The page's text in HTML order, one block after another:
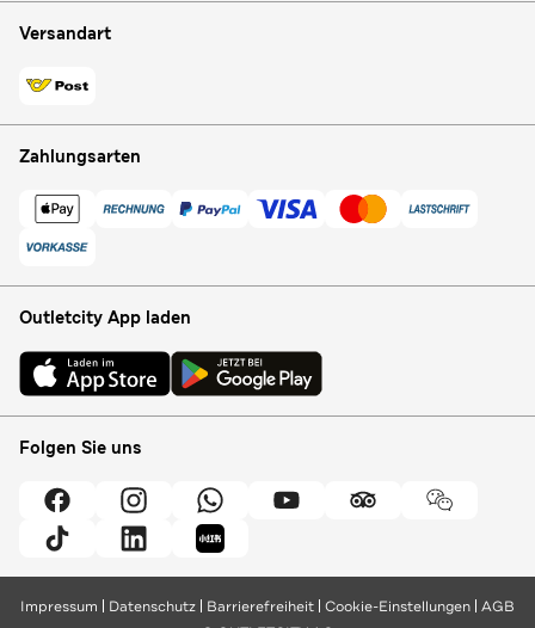
Versandart
Zahlungsarten
Outletcity App laden
Folgen Sie uns
Impressum Datenschutz Barrierefreiheit Cookie-Einstellungen AGB